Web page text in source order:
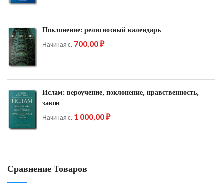
Поклонение: религиозный календарь
Начиная с 700,00 ₽
Ислам: вероучение, поклонение, нравственность,
закон
Начиная с 1 000,00 ₽
Сравнение Товаров